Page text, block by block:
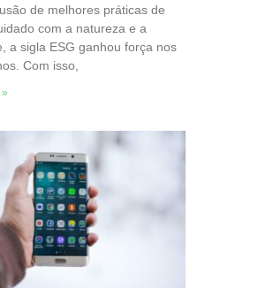
de melhores práticas de
com a natureza e a
a sigla ESG ganhou força nos
Com isso,